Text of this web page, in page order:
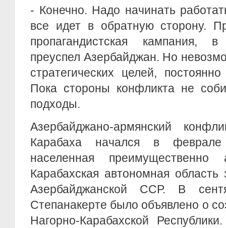
- Конечно. Надо начинать
все идет в обратную сторону.
пропагандистская кампания,
преуспел Азербайджан. Но
стратегических целей,
Пока стороны конфликта не
подходы.
Азербайджано-армянский
Карабаха начался в
населенная преимущественно
Карабахская автономная
Азербайджанской ССР. В
Степанакерте было объявлено о
Нагорно-Карабахской